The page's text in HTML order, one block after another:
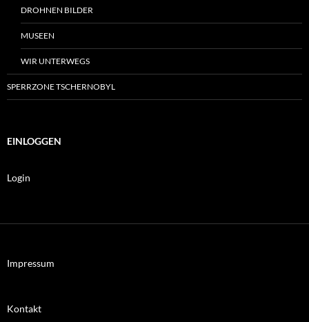
DROHNEN BILDER
MUSEEN
WIR UNTERWEGS
SPERRZONE TSCHERNOBYL
EINLOGGEN
Login
Impressum
Kontakt